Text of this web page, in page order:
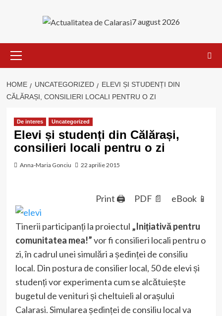
7 august 2026
Menu
HOME UNCATEGORIZED
ELEVI ȘI STUDENȚI DIN
CĂLĂRAȘI, CONSILIERI LOCALI PENTRU O ZI
De interes Uncategorized
Elevi și studenți din Călărași,
consilieri locali pentru o zi
Anna-Maria Gonciu 22 aprilie 2015
Print 🖨 PDF 📄 eBook 📱
Tinerii participanți la proiectul „Inițiativă pentru
comunitatea mea!”vor fi consilieri locali pentru o
zi, în cadrul unei simulări a ședinței de consiliu
local. Din postura de consilier local, 50 de elevi și
studenți vor experimenta cum se alcătuiește
bugetul de venituri și cheltuieli al orașului
Calarasi. Simularea ședinței de consiliu local va